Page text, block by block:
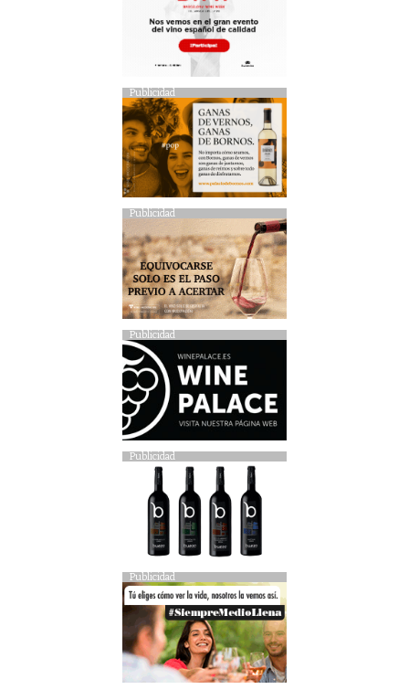
Publicidad
Publicidad
Publicidad
Publicidad
Publicidad